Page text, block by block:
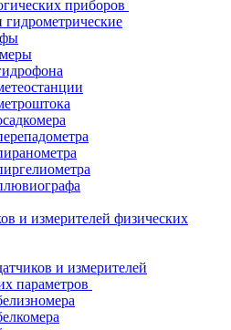
приборов
и измерителей физических
и измерителей
параметров